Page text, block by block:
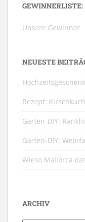
GEWINNERLISTE:
Unsere Gewinner
NEUESTE
Rezept:
Garten-DIY:
Garten-DIY:
Wieso Mallorca
ARCHIV